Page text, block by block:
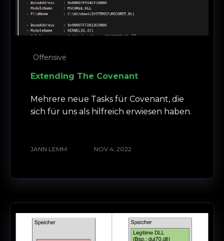
Offensive
Extending The Covenant
Mehrere neue Tasks für Covenant, die
sich für uns als hilfreich erwiesen haben.
JANN LEMM NOV 4, 2022